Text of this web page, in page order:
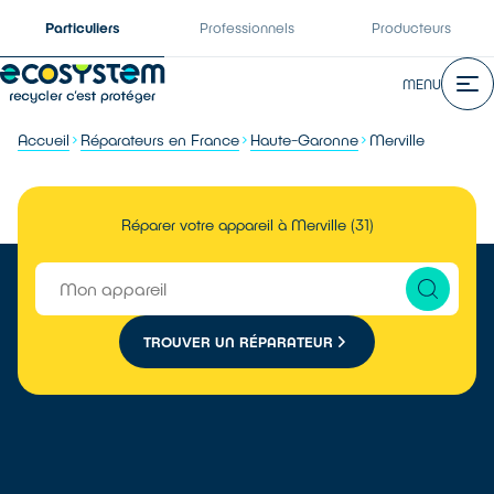
Particuliers Professionnels Producteurs
MENU
Accueil Réparateurs en France Haute-Garonne Merville
Réparer votre appareil à Merville (31)
TROUVER UN RÉPARATEUR